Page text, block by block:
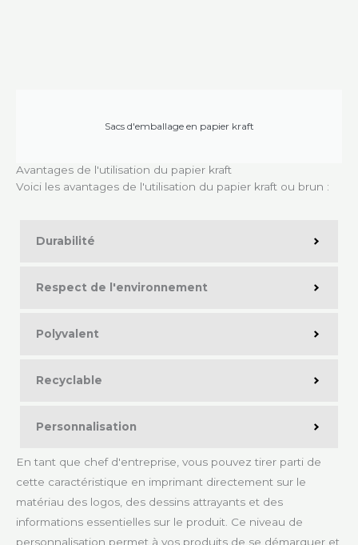
Sacs d'emballage en papier kraft
Avantages de l'utilisation du papier kraft
Voici les avantages de l'utilisation du papier kraft ou brun :
Durabilité
Respect de l'environnement
Polyvalent
Recyclable
Personnalisation
En tant que chef d'entreprise, vous pouvez tirer parti de
cette caractéristique en imprimant directement sur le
matériau des logos, des dessins attrayants et des
informations essentielles sur le produit. Ce niveau de
personnalisation permet à vos produits de se démarquer et